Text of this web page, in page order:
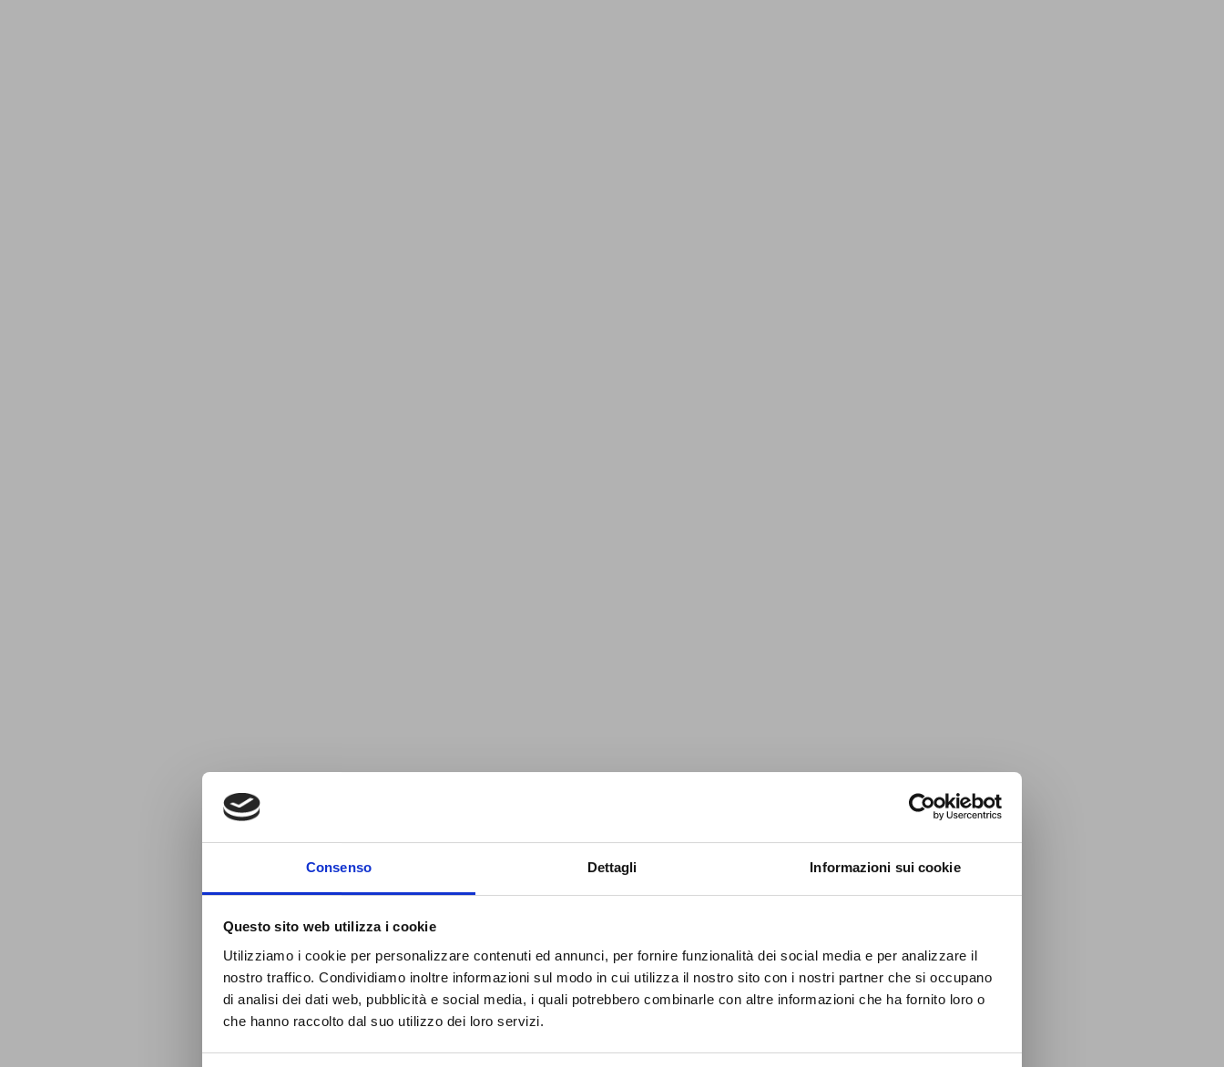
Consenso Dettagli Informazioni sui cookie
Questo sito web utilizza i cookie
Utilizziamo i cookie per personalizzare contenuti ed annunci, per fornire funzionalità dei social media e per analizzare il
nostro traffico. Condividiamo inoltre informazioni sul modo in cui utilizza il nostro sito con i nostri partner che si occupano
di analisi dei dati web, pubblicità e social media, i quali potrebbero combinarle con altre informazioni che ha fornito loro o
che hanno raccolto dal suo utilizzo dei loro servizi.